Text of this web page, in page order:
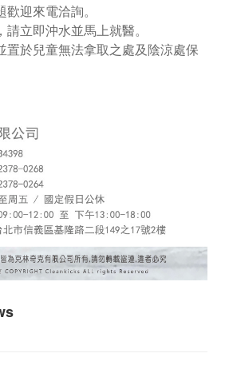
迎來電洽詢。
立即沖水並馬上就醫。
置於兒童無法拿取之處及陰涼處保